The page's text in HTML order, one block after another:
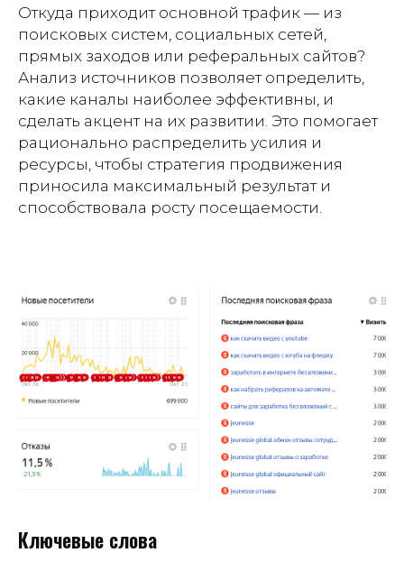
Откуда приходит основной трафик — из
поисковых систем, социальных сетей,
прямых заходов или реферальных сайтов?
Анализ источников позволяет определить,
какие каналы наиболее эффективны, и
сделать акцент на их развитии. Это помогает
рационально распределить усилия и
ресурсы, чтобы стратегия продвижения
приносила максимальный результат и
способствовала росту посещаемости.
Ключевые слова